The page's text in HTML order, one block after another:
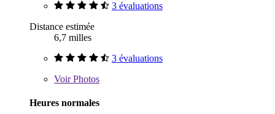
3 évaluations
Distance estimée
6,7 milles
3 évaluations
VoirPhotos
Heures normales